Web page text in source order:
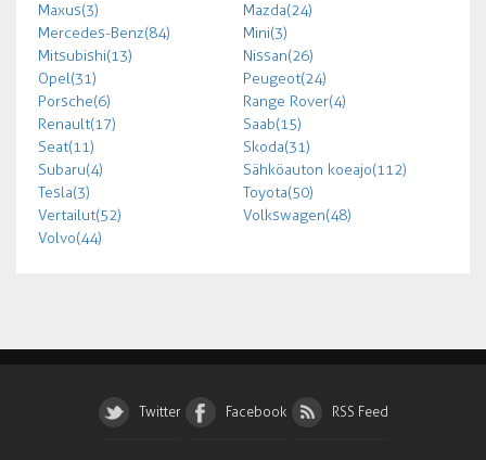
Maxus (3)
Mazda (24)
Mercedes-Benz (84)
Mini (3)
Mitsubishi (13)
Nissan (26)
Opel (31)
Peugeot (24)
Porsche (6)
Range Rover (4)
Renault (17)
Saab (15)
Seat (11)
Skoda (31)
Subaru (4)
Sähköauton koeajo (112)
Tesla (3)
Toyota (50)
Vertailut (52)
Volkswagen (48)
Volvo (44)
Twitter Facebook RSS Feed